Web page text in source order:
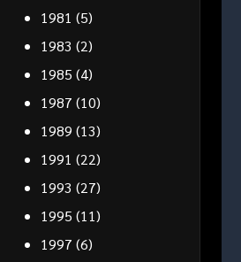
1981 (5)
1983 (2)
1985 (4)
1987 (10)
1989 (13)
1991 (22)
1993 (27)
1995 (11)
1997 (6)